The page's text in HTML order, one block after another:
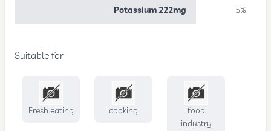
Potassium 222mg 5%
Suitable for
Fresh eating cooking
food
industry